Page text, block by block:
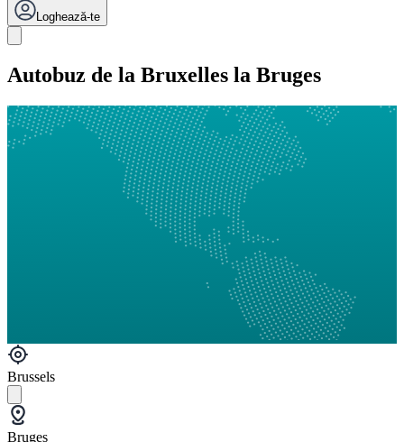
Loghează-te
Autobuz de la Bruxelles la Bruges
Brussels
Bruges